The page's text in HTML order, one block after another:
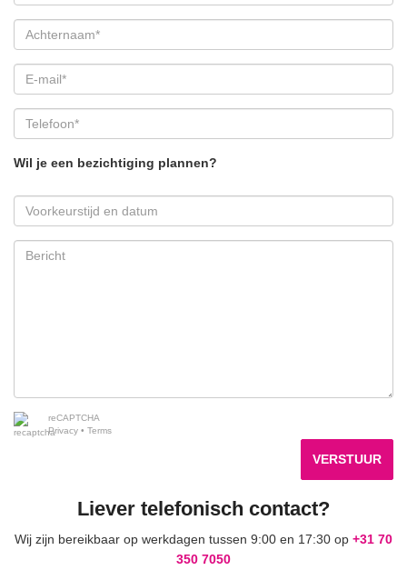
Estata wordt geen enkele aansprakelijkheid aanvaard voor enige
onvolledigheid, onjuistheid of anderszins, dan wel de gevolgen
daarvan.
Wil je een bezichtiging plannen?
reCAPTCHA
Privacy • Terms
VERSTUUR
Liever telefonisch contact?
Wij zijn bereikbaar op werkdagen tussen 9:00 en 17:30 op +31 70
350 7050